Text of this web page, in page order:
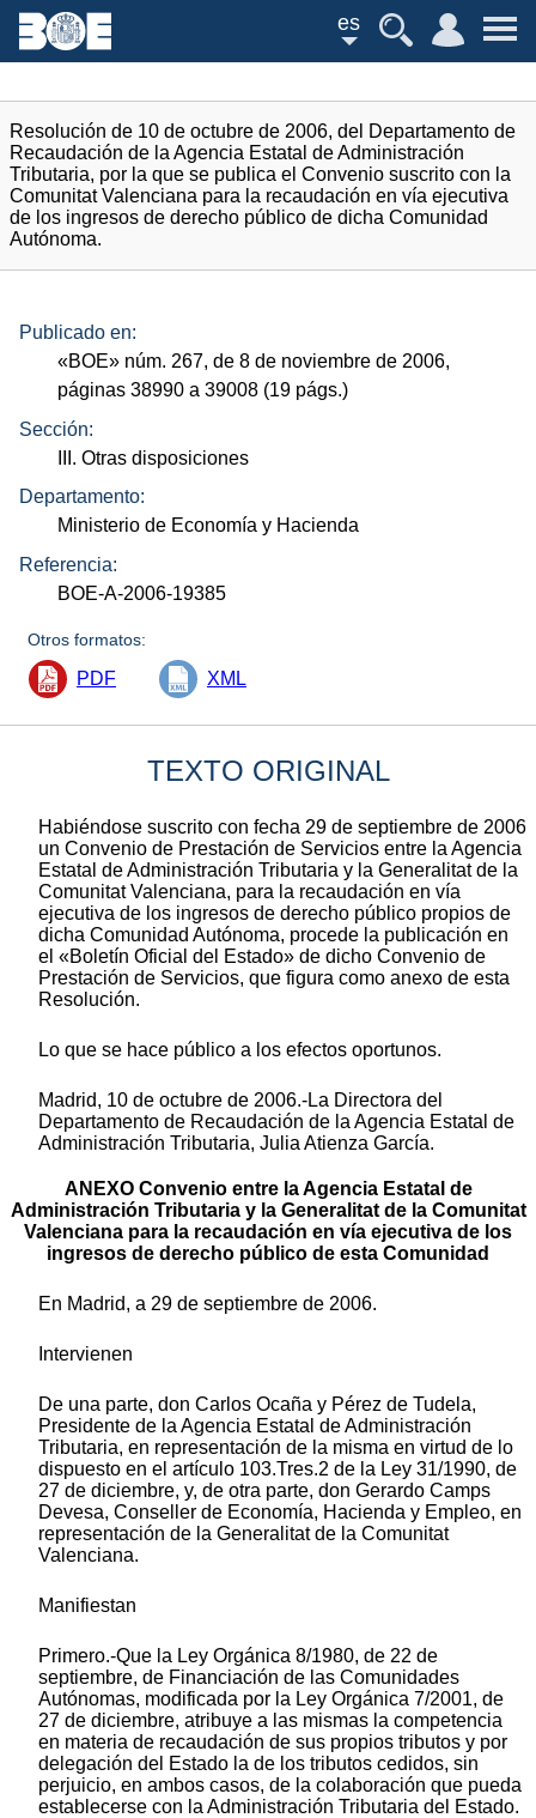
es
Resolución de 10 de octubre de 2006, del Departamento de
Recaudación de la Agencia Estatal de Administración
Tributaria, por la que se publica el Convenio suscrito con la
Comunitat Valenciana para la recaudación en vía ejecutiva
de los ingresos de derecho público de dicha Comunidad
Autónoma.
Publicado en:
«BOE» núm. 267, de 8 de noviembre de 2006,
páginas 38990 a 39008 (19 págs.)
Sección:
III. Otras disposiciones
Departamento:
Ministerio de Economía y Hacienda
Referencia:
BOE-A-2006-19385
Otros formatos:
PDF XML
TEXTO ORIGINAL
Habiéndose suscrito con fecha 29 de septiembre de 2006
un Convenio de Prestación de Servicios entre la Agencia
Estatal de Administración Tributaria y la Generalitat de la
Comunitat Valenciana, para la recaudación en vía
ejecutiva de los ingresos de derecho público propios de
dicha Comunidad Autónoma, procede la publicación en
el «Boletín Oficial del Estado» de dicho Convenio de
Prestación de Servicios, que figura como anexo de esta
Resolución.
Lo que se hace público a los efectos oportunos.
Madrid, 10 de octubre de 2006.-La Directora del
Departamento de Recaudación de la Agencia Estatal de
Administración Tributaria, Julia Atienza García.
ANEXO Convenio entre la Agencia Estatal de
Administración Tributaria y la Generalitat de la Comunitat
Valenciana para la recaudación en vía ejecutiva de los
ingresos de derecho público de esta Comunidad
En Madrid, a 29 de septiembre de 2006.
Intervienen
De una parte, don Carlos Ocaña y Pérez de Tudela,
Presidente de la Agencia Estatal de Administración
Tributaria, en representación de la misma en virtud de lo
dispuesto en el artículo 103.Tres.2 de la Ley 31/1990, de
27 de diciembre, y, de otra parte, don Gerardo Camps
Devesa, Conseller de Economía, Hacienda y Empleo, en
representación de la Generalitat de la Comunitat
Valenciana.
Manifiestan
Primero.-Que la Ley Orgánica 8/1980, de 22 de
septiembre, de Financiación de las Comunidades
Autónomas, modificada por la Ley Orgánica 7/2001, de
27 de diciembre, atribuye a las mismas la competencia
en materia de recaudación de sus propios tributos y por
delegación del Estado la de los tributos cedidos, sin
perjuicio, en ambos casos, de la colaboración que pueda
establecerse con la Administración Tributaria del Estado.